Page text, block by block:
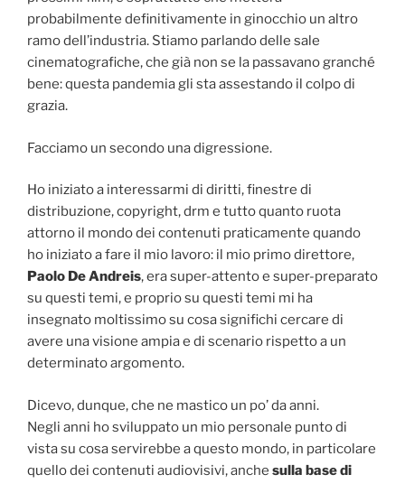
probabilmente definitivamente in ginocchio un altro
ramo dell’industria. Stiamo parlando delle sale
cinematografiche, che già non se la passavano granché
bene: questa pandemia gli sta assestando il colpo di
grazia.
Facciamo un secondo una digressione.
Ho iniziato a interessarmi di diritti, finestre di
distribuzione, copyright, drm e tutto quanto ruota
attorno il mondo dei contenuti praticamente quando
ho iniziato a fare il mio lavoro: il mio primo direttore,
Paolo De Andreis, era super-attento e super-preparato
su questi temi, e proprio su questi temi mi ha
insegnato moltissimo su cosa significhi cercare di
avere una visione ampia e di scenario rispetto a un
determinato argomento.
Dicevo, dunque, che ne mastico un po’ da anni.
Negli anni ho sviluppato un mio personale punto di
vista su cosa servirebbe a questo mondo, in particolare
quello dei contenuti audiovisivi, anche sulla base di